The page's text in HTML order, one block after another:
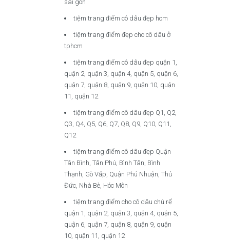
sài gòn
tiệm trang điểm cô dâu đẹp hcm
tiệm trang điểm đẹp cho cô dâu ở
tphcm
tiệm trang điểm cô dâu đẹp quận 1,
quận 2, quận 3, quận 4, quận 5, quận 6,
quận 7, quận 8, quận 9, quận 10, quận
11, quận 12
tiệm trang điểm cô dâu đẹp Q1, Q2,
Q3, Q4, Q5, Q6, Q7, Q8, Q9, Q10, Q11,
Q12
tiệm trang điểm cô dâu đẹp Quận
Tân Bình, Tân Phú, Bình Tân, Bình
Thạnh, Gò Vấp, Quận Phú Nhuận, Thủ
Đức, Nhà Bè, Hóc Môn
tiệm trang điểm cho cô dâu chú rể
quận 1, quận 2, quận 3, quận 4, quận 5,
quận 6, quận 7, quận 8, quận 9, quận
10, quận 11, quận 12